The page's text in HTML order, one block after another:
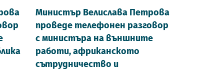
Министър Велислава Петрова
проведе телефонен разговор
с министъра на външните
работи, африканското
сътрудничество и